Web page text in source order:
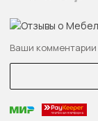
Ваши